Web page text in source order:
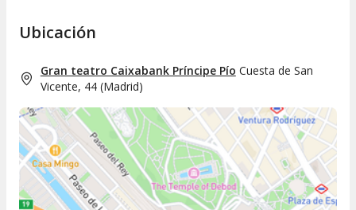
Ubicación
Gran teatro Caixabank Príncipe Pío Cuesta de San
Vicente, 44(Madrid)